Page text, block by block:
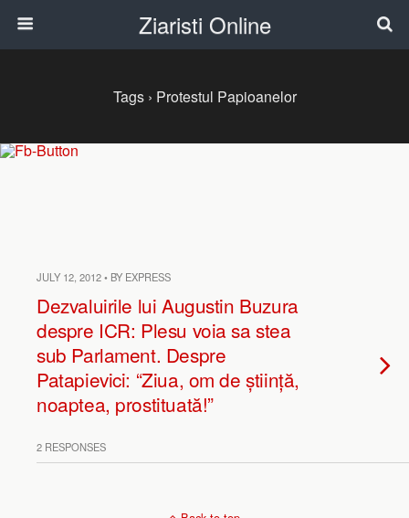
Ziaristi Online
Tags › Protestul Papioanelor
JULY 12, 2012 • BY EXPRESS
Dezvaluirile lui Augustin Buzura
despre ICR: Plesu voia sa stea
sub Parlament. Despre
Patapievici: “Ziua, om de știință,
noaptea, prostituată!”
2 RESPONSES